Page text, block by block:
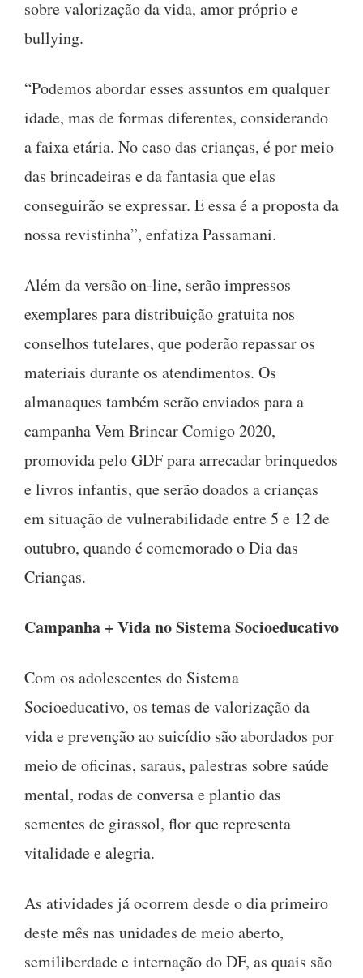
sobre valorização da vida, amor próprio e
bullying.
“Podemos abordar esses assuntos em qualquer
idade, mas de formas diferentes, considerando
a faixa etária. No caso das crianças, é por meio
das brincadeiras e da fantasia que elas
conseguirão se expressar. E essa é a proposta da
nossa revistinha”, enfatiza Passamani.
Além da versão on-line, serão impressos
exemplares para distribuição gratuita nos
conselhos tutelares, que poderão repassar os
materiais durante os atendimentos. Os
almanaques também serão enviados para a
campanha Vem Brincar Comigo 2020,
promovida pelo GDF para arrecadar brinquedos
e livros infantis, que serão doados a crianças
em situação de vulnerabilidade entre 5 e 12 de
outubro, quando é comemorado o Dia das
Crianças.
Campanha + Vida no Sistema Socioeducativo
Com os adolescentes do Sistema
Socioeducativo, os temas de valorização da
vida e prevenção ao suicídio são abordados por
meio de oficinas, saraus, palestras sobre saúde
mental, rodas de conversa e plantio das
sementes de girassol, flor que representa
vitalidade e alegria.
As atividades já ocorrem desde o dia primeiro
deste mês nas unidades de meio aberto,
semiliberdade e internação do DF, as quais são